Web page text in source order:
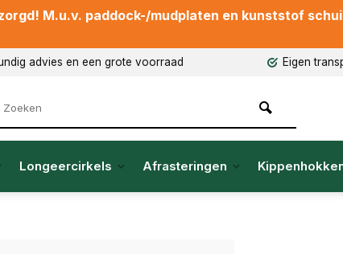
M.u.v. paddock-/mudplaten en kunststof
advies en een grote voorraad Eigen
Longeercirkels Afrasteringen